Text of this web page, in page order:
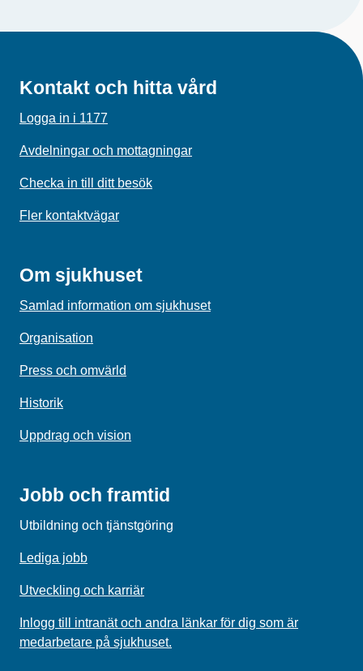
Kontakt och hitta vård
Logga in i 1177
Avdelningar och mottagningar
Checka in till ditt besök
Fler kontaktvägar
Om sjukhuset
Samlad information om sjukhuset
Organisation
Press och omvärld
Historik
Uppdrag och vision
Jobb och framtid
Utbildning och tjänstgöring
Lediga jobb
Utveckling och karriär
Inlogg till intranät och andra länkar för dig som är
medarbetare på sjukhuset.